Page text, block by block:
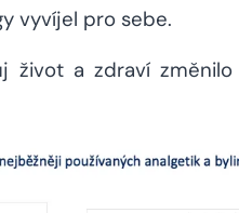
vyvíjel pro sebe.
a zdraví